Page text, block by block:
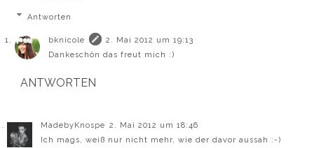
Antworten
bknicole
2. Mai 2012 um 19:13
Dankeschön das freut mich :)
ANTWORTEN
MadebyKnospe 2. Mai 2012 um 18:46
Ich mags, weiß nur nicht mehr, wie der davor aussah :-)